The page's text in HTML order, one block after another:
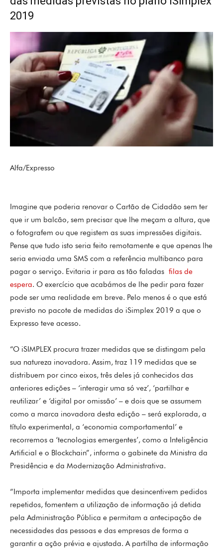
2019
Alfa/Expresso
Imagine que poderia renovar o Cartão de Cidadão sem ter
que ir um balcão, sem precisar que lhe meçam a altura, que
o fotografem ou que registem as suas impressões digitais.
Pense que tudo isto seria feito remotamente e que apenas lhe
seria enviada uma SMS com a referência multibanco para
pagar o serviço. Evitaria ir para as tão faladas filas de
espera. O exercício que acabámos de lhe pedir para fazer
pode ser uma realidade em breve. Pelo menos é o que está
previsto no pacote de medidas do iSimplex 2019 a que o
Expresso teve acesso.
“O iSIMPLEX procura trazer medidas que se distingam pela
sua natureza inovadora. Assim, traz 119 medidas que se
distribuem por cinco eixos, três deles já conhecidos das
anteriores edições – ‘interagir uma só vez’, ‘partilhar e
reutilizar’ e ‘digital por omissão’ – e dois que se assumem
como a marca inovadora desta edição – será explorada, a
título experimental, a ‘economia comportamental’ e
recorremos a ‘tecnologias emergentes’, como a Inteligência
Artificial e o Blockchain”, informa o gabinete da Ministra da
Presidência e da Modernização Administrativa.
“Importa implementar medidas que desincentivem pedidos
repetidos, fomentem a utilização de informação já detida
pela Administração Pública e permitam a antecipação de
necessidades das pessoas e das empresas de forma a
garantir a ação prévia e ajustada. A partilha de informação